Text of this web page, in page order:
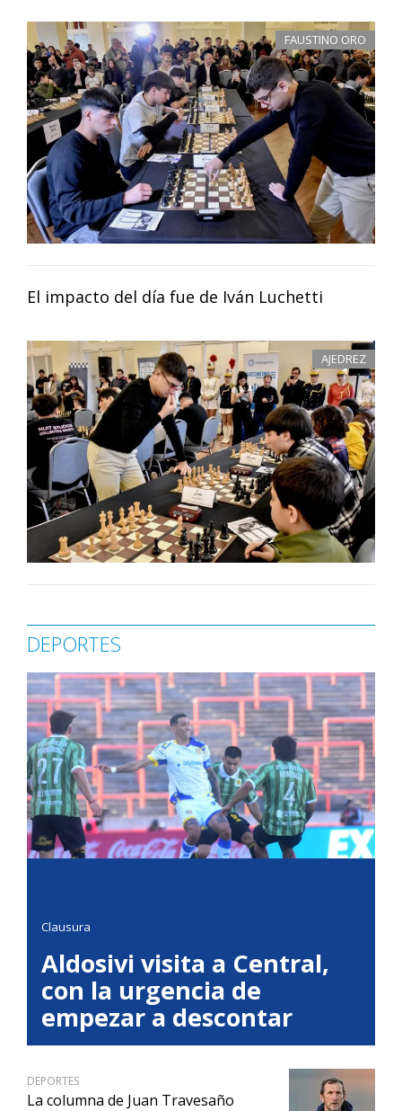
FAUSTINO ORO
El impacto del día fue de Iván Luchetti
AJEDREZ
DEPORTES
Clausura
Aldosivi visita a Central,
con la urgencia de
empezar a descontar
DEPORTES
La columna de Juan Travesaño